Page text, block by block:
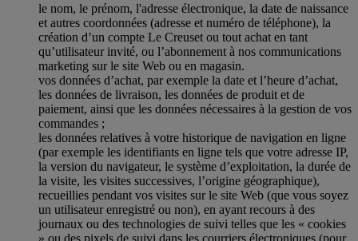
le nom, le prénom, l'adresse électronique, la date de naissance
et autres coordonnées (adresse et numéro de téléphone), la
création d’un compte Le Creuset ou tout achat en tant
qu’utilisateur invité, ou l’abonnement à nos communications
marketing sur le site Web ou en magasin.
vos données d’achat, par exemple la date et l’heure d’achat,
les données de livraison, les données de produit et de
paiement, ainsi que les données nécessaires à la gestion de vos
commandes ;
les données relatives à votre historique de navigation en ligne
(par exemple les identifiants en ligne tels que votre adresse IP,
la version du navigateur, le système d’exploitation, la durée de
la visite, les visites successives, l’origine géographique),
recueillies pendant vos visites sur le site Web (que vous soyez
un utilisateur enregistré ou non), en ayant recours à des
journaux ou des technologies de suivi telles que les « cookies
» ou des pixels de suivi dans les courriers électroniques (pour